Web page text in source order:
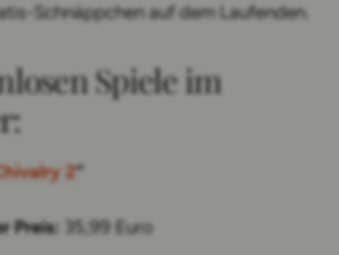
Schnäppchen auf dem Laufenden.
Spiele im
2“
Preis: 35,99 Euro